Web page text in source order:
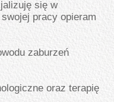
się w
pracy opieram
zaburzeń
oraz terapię